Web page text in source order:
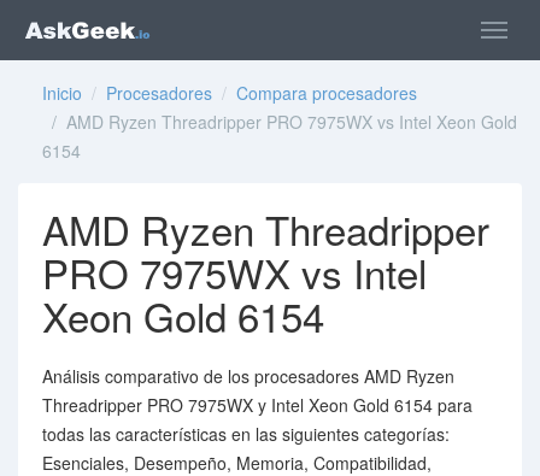
Inicio / Procesadores / Compara procesadores
/ AMD Ryzen Threadripper PRO 7975WX vs Intel Xeon Gold
6154
AMD Ryzen Threadripper
PRO 7975WX vs Intel
Xeon Gold 6154
Análisis comparativo de los procesadores AMD Ryzen
Threadripper PRO 7975WX y Intel Xeon Gold 6154 para
todas las características en las siguientes categorías:
Esenciales, Desempeño, Memoria, Compatibilidad,